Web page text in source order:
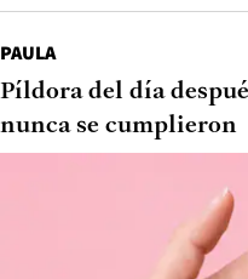
PAULA
Píldora del día
nunca se cumplieron